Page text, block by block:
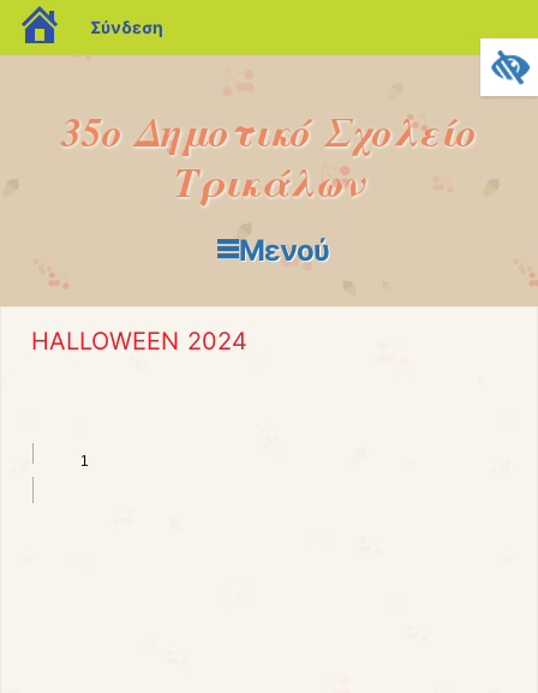
blogs.sch.gr
Σύνδεση
35o Δημοτικό Σχολείο
Τρικάλων
Μενού
Μετάβαση στο περιεχόμενο
HALLOWEEN 2024